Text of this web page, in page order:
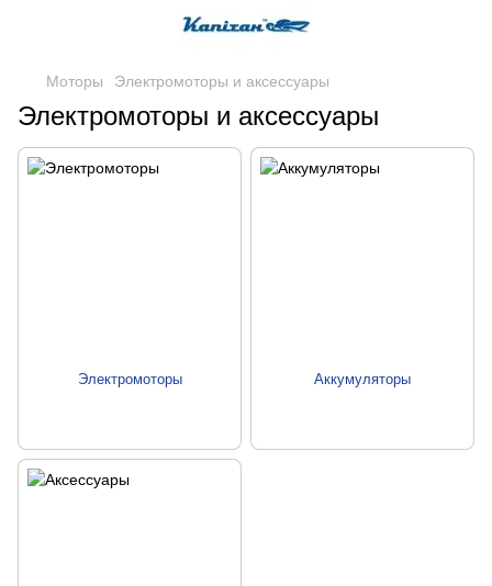
Моторы Электромоторы и аксессуары
Электромоторы и аксессуары
Электромоторы Аккумуляторы